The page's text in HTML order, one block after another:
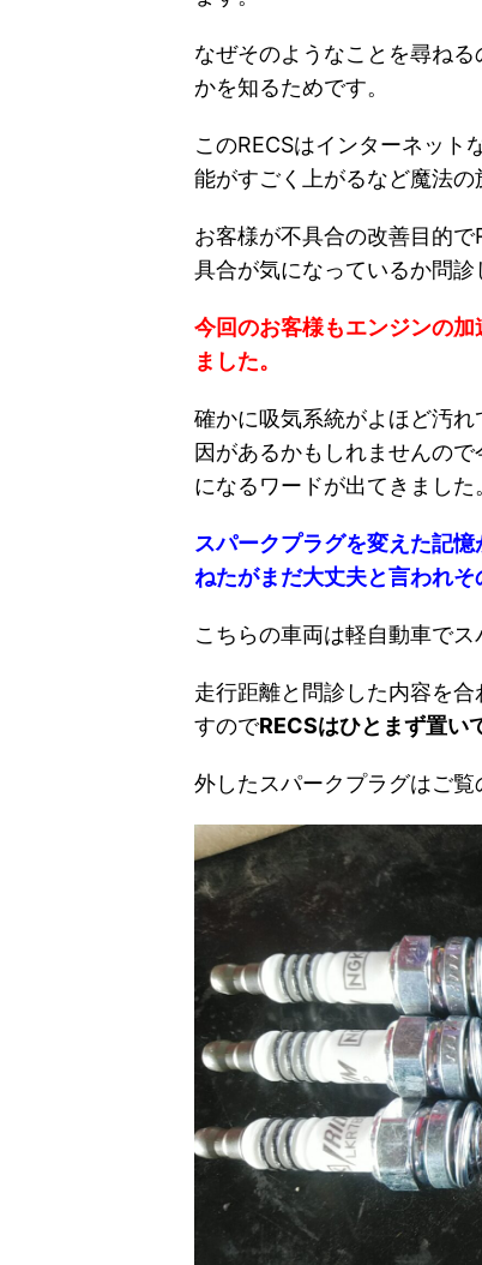
なぜそのようなことを尋ね
かを知るためです。
このRECSはインターネット
能がすごく上がるなど魔法の
お客様が不具合の改善目的
具合が気になっているか問診
今回のお客様もエンジンの
ました。
確かに吸気系統がよほど汚
因があるかもしれませんの
になるワードが出てきました
スパークプラグを変えた記
ねたがまだ大丈夫と言われそ
こちらの車両は軽自動車で
走行距離と問診した内容を
すのでRECSはひとまず置い
外したスパークプラグはご覧